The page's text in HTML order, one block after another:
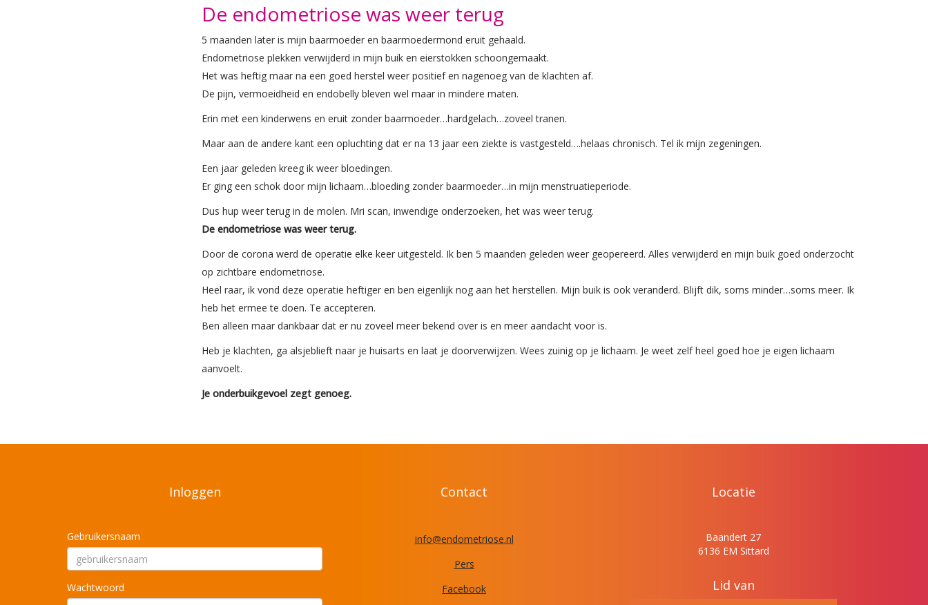
De endometriose was weer terug
5 maanden later is mijn baarmoeder en baarmoedermond eruit gehaald.
Endometriose plekken verwijderd in mijn buik en eierstokken schoongemaakt.
Het was heftig maar na een goed herstel weer positief en nagenoeg van de klachten af.
De pijn, vermoeidheid en endobelly bleven wel maar in mindere maten.
Erin met een kinderwens en eruit zonder baarmoeder…hardgelach…zoveel tranen.
Maar aan de andere kant een opluchting dat er na 13 jaar een ziekte is vastgesteld….helaas chronisch. Tel ik mijn zegeningen.
Een jaar geleden kreeg ik weer bloedingen.
Er ging een schok door mijn lichaam…bloeding zonder baarmoeder…in mijn menstruatieperiode.
Dus hup weer terug in de molen. Mri scan, inwendige onderzoeken, het was weer terug.
De endometriose was weer terug.
Door de corona werd de operatie elke keer uitgesteld. Ik ben 5 maanden geleden weer geopereerd. Alles verwijderd en mijn buik goed onderzocht
op zichtbare endometriose.
Heel raar, ik vond deze operatie heftiger en ben eigenlijk nog aan het herstellen. Mijn buik is ook veranderd. Blijft dik, soms minder…soms meer. Ik
heb het ermee te doen. Te accepteren.
Ben alleen maar dankbaar dat er nu zoveel meer bekend over is en meer aandacht voor is.
Heb je klachten, ga alsjeblieft naar je huisarts en laat je doorverwijzen. Wees zuinig op je lichaam. Je weet zelf heel goed hoe je eigen lichaam
aanvoelt.
Je onderbuikgevoel zegt genoeg.
Inloggen
Gebruikersnaam
Wachtwoord
Contact
ofni@endometriose.nl
Pers
Facebook
Locatie
Baandert 27
6136 EM Sittard
Lid van